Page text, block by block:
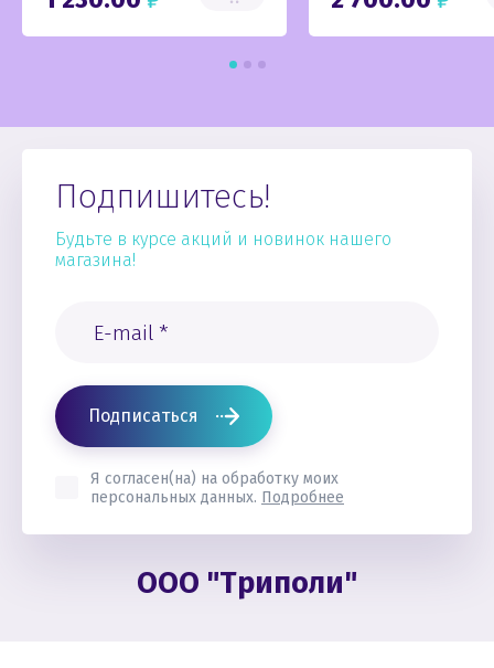
Подпишитесь!
Будьте в курсе акций и новинок нашего
магазина!
Я согласен(на) на обработку моих
персональных данных. Подробнее
Подписаться
ООО "Триполи"